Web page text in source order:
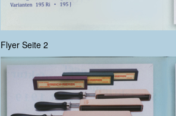
Flyer Seite 2